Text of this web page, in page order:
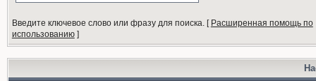
Введите ключевое слово или фразу для поиска.[ Расширенная помощь по
использованию]